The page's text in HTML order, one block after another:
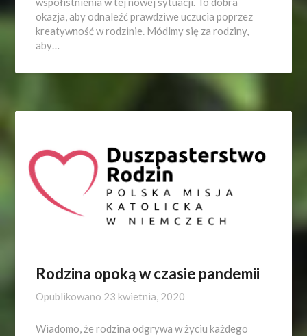
okazja, aby odnaleźć prawdziwe uczucia poprzez
kreatywność w rodzinie. Módlmy się za rodziny,
aby…
Rodzina opoką w czasie pandemii
Opublikowano 23 kwietnia, 2020
Wiadomo, że rodzina odgrywa w życiu każdego